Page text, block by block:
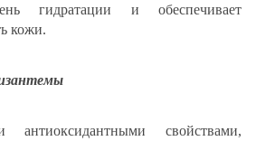
гидратации и обеспечивает
кожи.
свойствами,